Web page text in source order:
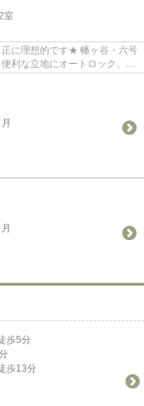
2室
に理想的です★ 幡ヶ谷・六号
利な立地にオートロック、エ
歩5分
歩13分